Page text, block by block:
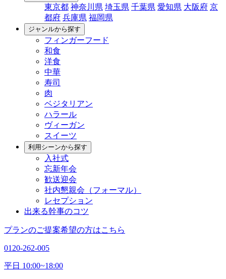
東京都 神奈川県 埼玉県 千葉県 愛知県 大阪府 京
都府 兵庫県 福岡県
ジャンルから探す
フィンガーフード
和食
洋食
中華
寿司
肉
ベジタリアン
ハラール
ヴィーガン
スイーツ
利用シーンから探す
入社式
忘新年会
歓送迎会
社内懇親会（フォーマル）
レセプション
出来る幹事のコツ
プランのご提案希望の方はこちら
0120-262-005
平日 10:00~18:00